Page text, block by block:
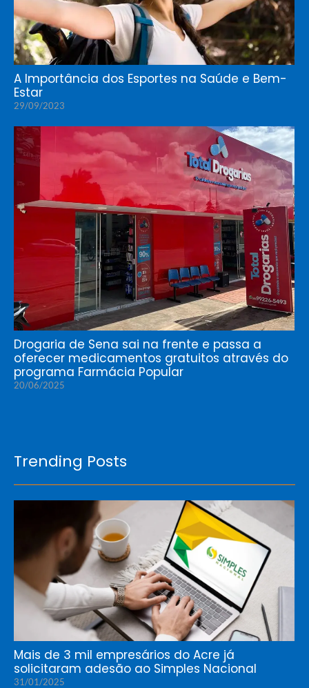
A Importância dos Esportes na Saúde e Bem-
Estar
29/09/2023
Drogaria de Sena sai na frente e passa a
oferecer medicamentos gratuitos através do
programa Farmácia Popular
20/06/2025
Trending Posts
Mais de 3 mil empresários do Acre já
solicitaram adesão ao Simples Nacional
31/01/2025